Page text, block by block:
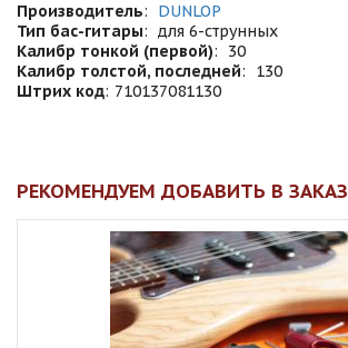
Производитель:
DUNLOP
Тип бас-гитары: для 6-струнных
Калибр тонкой (первой):
30
Калибр толстой, последней:
130
Штрих код: 710137081130
РЕКОМЕНДУЕМ ДОБАВИТЬ В ЗАКАЗ